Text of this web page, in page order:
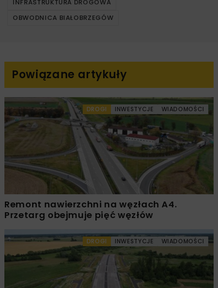
INFRASTRUKTURA DROGOWA
OBWODNICA BIAŁOBRZEGÓW
Powiązane artykuły
DROGI INWESTYCJE WIADOMOŚCI
Remont nawierzchni na węzłach A4.
Przetarg obejmuje pięć węzłów
DROGI INWESTYCJE WIADOMOŚCI